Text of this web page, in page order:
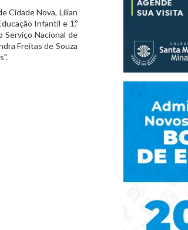
Cidade Nova, Lílian
Infantil e 1.º
Serviço Nacional de
Freitas de Souza